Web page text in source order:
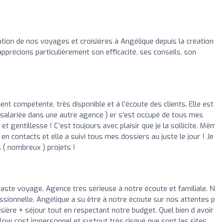
de nos voyages et croisières à Angélique depuis la création
particulièrement son efficacité, ses conseils, son
compétente, très disponible et à l’écoute des clients. Elle est
dans une autre agence ) er s’est occupé de tous mes
gentillesse ! C’est toujours avec plaisir que je la sollicite.
contacts et elle a suivi tous mes dossiers au juste le jour ! Je
nombreux ) projets !
voyage. Agence très sérieuse à notre écoute et familiale.
Angélique a su être à notre écoute sur nos attentes
+ séjour tout en respectant notre budget. Quel bien d avoir